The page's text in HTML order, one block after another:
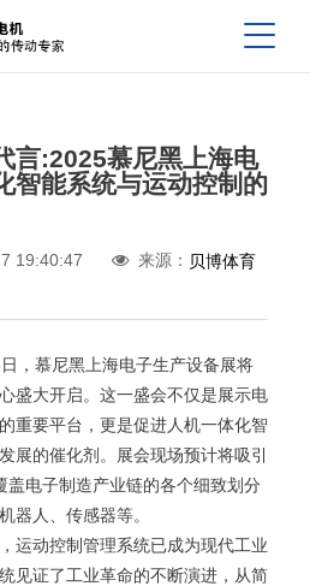
言:2025慕尼黑上海电
智能系统与运动控制的
19:40:47 来源： 贝博体育
慕尼黑上海电子生产设备展将
盛大开启。这一盛会不仅是展示电
重要平台，更是促进人机一体化智
展的催化剂。展会现场预计将吸引
盖电子制造产业链的各个细致划分
器人、传感器等。
动控制管理系统已成为现代工业
见证了工业革命的不断演进，从简